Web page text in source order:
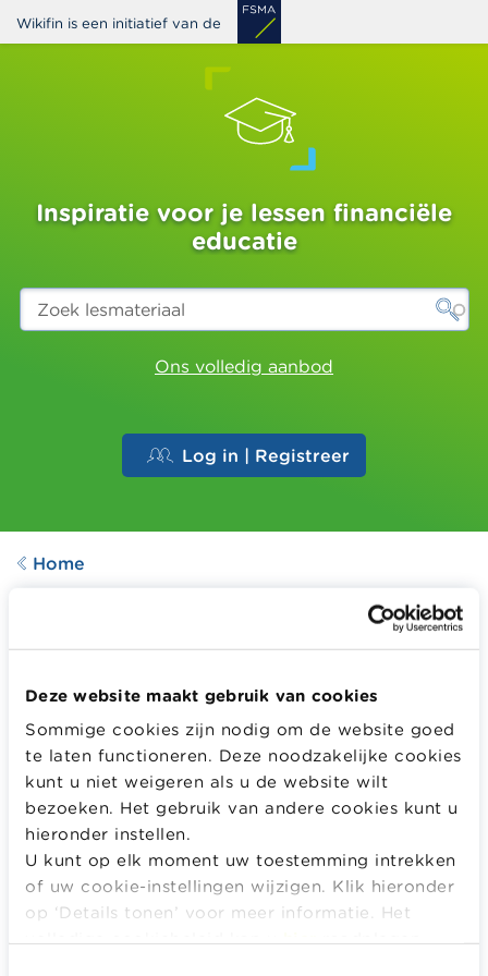
Deze website maakt gebruik van cookies
Sommige cookies zijn nodig om de website goed
te laten functioneren. Deze noodzakelijke cookies
kunt u niet weigeren als u de website wilt
bezoeken. Het gebruik van andere cookies kunt u
hieronder instellen.
U kunt op elk moment uw toestemming intrekken
of uw cookie-instellingen wijzigen. Klik hieronder
op ‘Details tonen’ voor meer informatie. Het
Overslaan
en
Wikifin is een initiatief van de
Inspiratie voor je lessen financiële
educatie
Zoek
lesmateriaal
Ons volledig aanbod
Log in | Registreer
Home
Poster Budget
Aangepast op28.08.2024
Hoe stel je een budget op?
Meer informatie
MELD JE AAN OF REGISTREER OM DIT LESMATERIAAL
GRATIS TE DOWNLOADEN EN TE BEKIJKEN.